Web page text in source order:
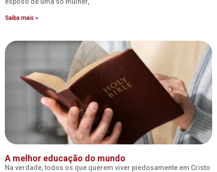
Saiba mais »
A melhor educação do mundo
Na verdade, todos os que querem viver piedosamente em Cristo